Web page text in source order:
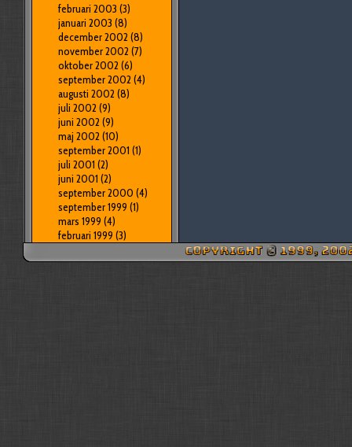
februari 2003 (3)
januari 2003 (8)
december 2002 (8)
november 2002 (7)
oktober 2002 (6)
september 2002 (4)
augusti 2002 (8)
juli 2002 (9)
juni 2002 (9)
maj 2002 (10)
september 2001 (1)
juli 2001 (2)
juni 2001 (2)
september 2000 (4)
september 1999 (1)
mars 1999 (4)
februari 1999 (3)